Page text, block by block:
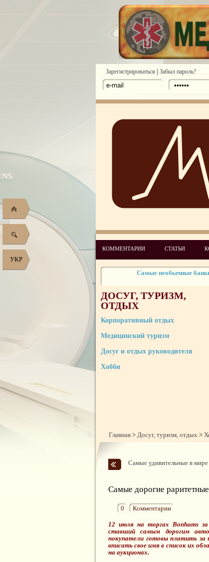
УКР
Зарегистрироваться | Забыл пароль?
КОММЕНТАРИИ СТАТЬИ
Электричество -
Десерты миллиардеров:
Авиасалон Ле
Зеркальные города
Самые необычные
“Чёрные дыры” и
Самые дорогие
ДОСУГ, ТУРИЗМ,
ОТДЫХ
Корпоративный отдых
Медицинский туризм
Досуг и отдых руководителя
Хобби
Главная > Досуг, туризм, отдых >
Самые удивительные в мире
Самые дорогие
0 Комментарии
12 июля на торгах Bonhams
ставший самым дорогим
покупатели готовы платить
вписать свое имя в список их
на аукционах.